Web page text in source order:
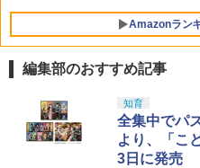
￥13,350
Amazonラン
編集部のおすすめ記事
知育
全集中でパ
より、「こ
3日に発売